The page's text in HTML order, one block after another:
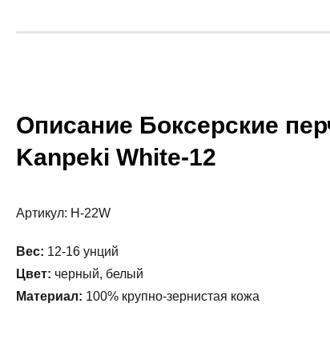
Описание Боксерские
Kanpeki White-12
Артикул: H-22W
Вес: 12-16 унций
Цвет: черный, белый
Материал: 100% крупно-зернистая кожа